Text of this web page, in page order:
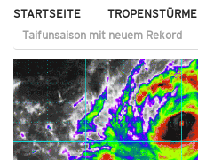
STARTSEITE
TROPENSTÜRME
Taifunsaison mit neuem Rekord